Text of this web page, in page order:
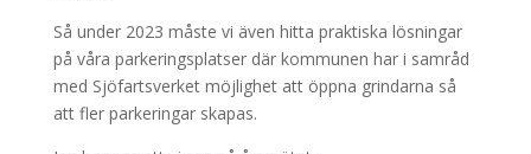
Så under 2023 måste vi även hitta praktiska lösningar
på våra parkeringsplatser där kommunen har i samråd
med Sjöfartsverket möjlighet att öppna grindarna så
att fler parkeringar skapas.